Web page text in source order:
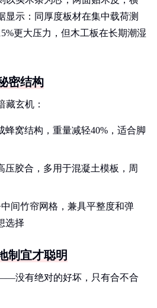
显示：同厚度板材在集中载荷测
更大压力，但木工板在长期潮湿
密结构
藏玄机：
蜂窝结构，重量减轻40%，适合脚
压胶合，多用于混凝土模板，周
中间竹帘网格，兼具平整度和弹
选择
制宜才聪明
没有绝对的好坏，只有合不合